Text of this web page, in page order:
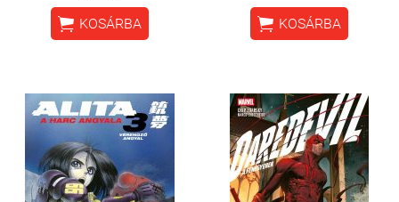
 KOSÁRBA  KOSÁRBA